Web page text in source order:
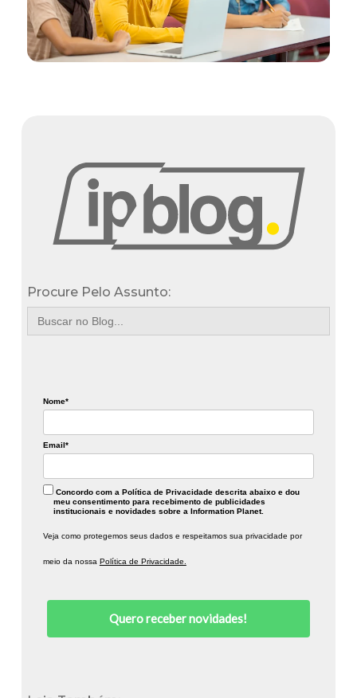
Procure Pelo Assunto:
Search
for:
Nome*
Email*
Concordo com a Política de Privacidade descrita abaixo e dou
meu consentimento para recebimento de publicidades
institucionais e novidades sobre a Information Planet.
Veja como protegemos seus dados e respeitamos sua privacidade por
meio da nossa Política de Privacidade.
Quero receber novidades!